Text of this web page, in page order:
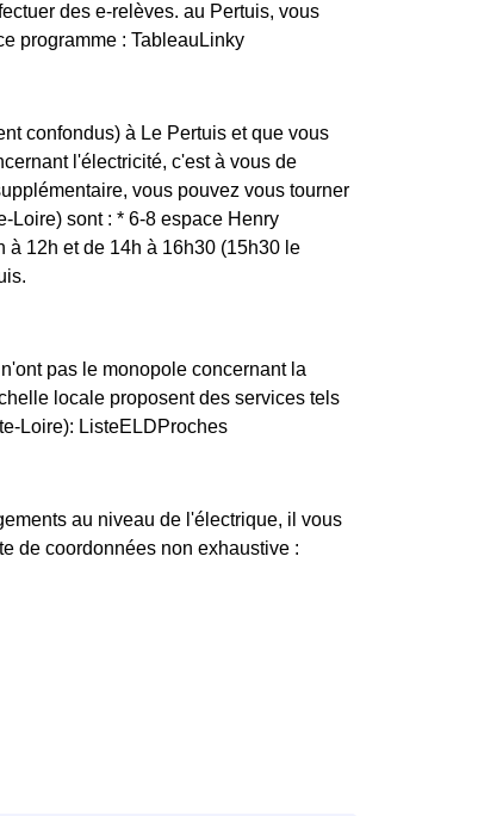
des e-relèves. au Pertuis, vous
programme : TableauLinky
confondus) à Le Pertuis et que vous
l'électricité, c'est à vous de
vous pouvez vous tourner
Loire) sont : * 6-8 espace Henry
12h et de 14h à 16h30 (15h30 le
pas le monopole concernant la
locale proposent des services tels
Loire): ListeELDProches
au niveau de l'électrique, il vous
de coordonnées non exhaustive :